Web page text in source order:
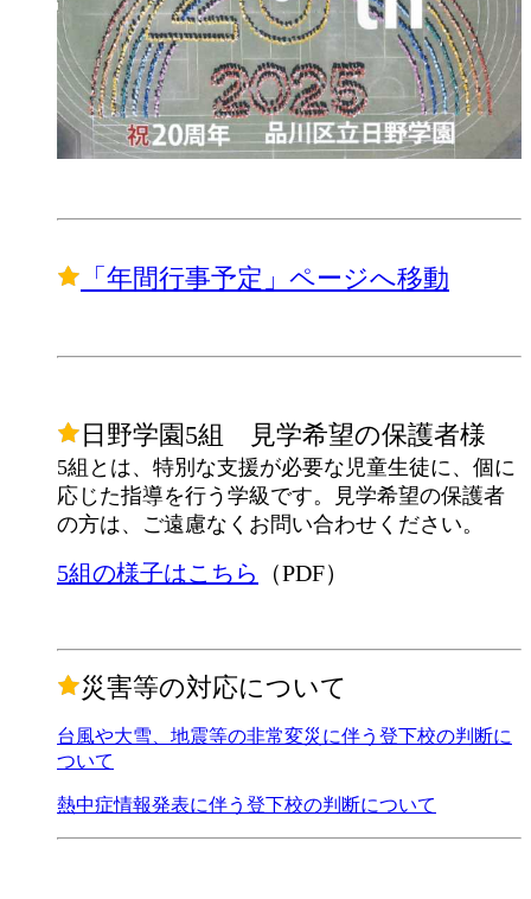
「年間行事予定」ページへ移動
日野学園5組 見学希望の保護者様
5組とは、特別な支援が必要な児童生徒に、個に
応じた指導を行う学級です。見学希望の保護者
の方は、ご遠慮なくお問い合わせください。
5組の様子はこちら （PDF）
災害等の対応について
台風や大雪、地震等の非常変災に伴う登下校の判断に
ついて
熱中症情報発表に伴う登下校の判断について